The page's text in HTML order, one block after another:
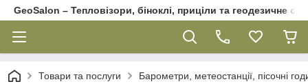
GeoSalon – Тепловізори, біноклі, приціли та геодезичне
Товари та послуги Барометри, метеостанції, пісочні